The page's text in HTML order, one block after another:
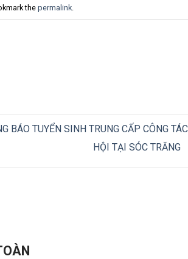
the permalink.
BÁO TUYỂN SINH TRUNG CẤP CÔNG
HỘI TẠI SÓC TRĂNG